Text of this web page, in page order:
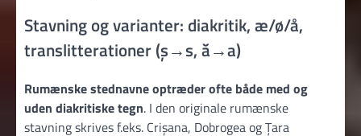
Stavning og varianter: diakritik, æ/ø/å,
translitterationer (ș→s, ă→a)
Rumænske stednavne optræder ofte både med og
uden diakritiske tegn. I den originale rumænske
stavning skrives f.eks. Crișana, Dobrogea og Țara